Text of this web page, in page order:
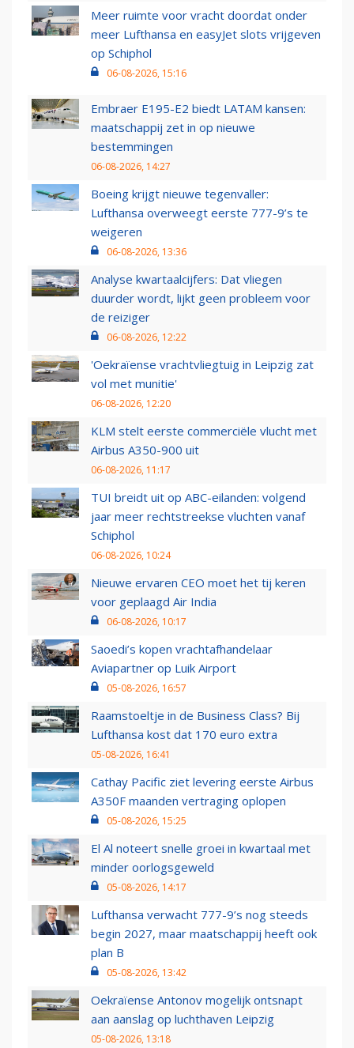
Meer ruimte voor vracht doordat onder
meer Lufthansa en easyJet slots vrijgeven
op Schiphol
06-08-2026, 15:16
Embraer E195-E2 biedt LATAM kansen:
maatschappij zet in op nieuwe
bestemmingen
06-08-2026, 14:27
Boeing krijgt nieuwe tegenvaller:
Lufthansa overweegt eerste 777-9’s te
weigeren
06-08-2026, 13:36
Analyse kwartaalcijfers: Dat vliegen
duurder wordt, lijkt geen probleem voor
de reiziger
06-08-2026, 12:22
'Oekraïense vrachtvliegtuig in Leipzig zat
vol met munitie'
06-08-2026, 12:20
KLM stelt eerste commerciële vlucht met
Airbus A350-900 uit
06-08-2026, 11:17
TUI breidt uit op ABC-eilanden: volgend
jaar meer rechtstreekse vluchten vanaf
Schiphol
06-08-2026, 10:24
Nieuwe ervaren CEO moet het tij keren
voor geplaagd Air India
06-08-2026, 10:17
Saoedi’s kopen vrachtafhandelaar
Aviapartner op Luik Airport
05-08-2026, 16:57
Raamstoeltje in de Business Class? Bij
Lufthansa kost dat 170 euro extra
05-08-2026, 16:41
Cathay Pacific ziet levering eerste Airbus
A350F maanden vertraging oplopen
05-08-2026, 15:25
El Al noteert snelle groei in kwartaal met
minder oorlogsgeweld
05-08-2026, 14:17
Lufthansa verwacht 777-9’s nog steeds
begin 2027, maar maatschappij heeft ook
plan B
05-08-2026, 13:42
Oekraïense Antonov mogelijk ontsnapt
aan aanslag op luchthaven Leipzig
05-08-2026, 13:18